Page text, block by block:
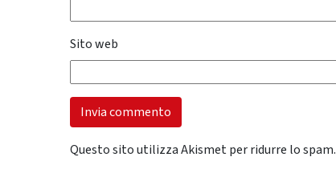
Sito web
Questo sito utilizza Akismet per ridurre lo spam.